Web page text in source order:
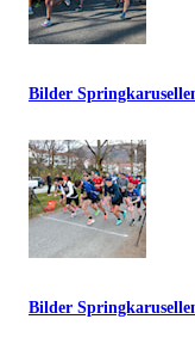
Bilder
Bilder